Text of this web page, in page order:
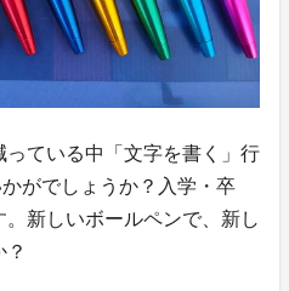
ている中「文字を書く」行
がでしょうか？入学・卒
新しいボールペンで、新し